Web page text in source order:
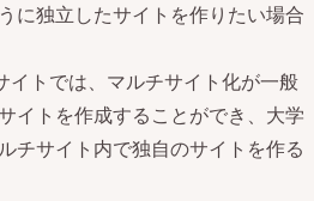
に独立したサイトを作りたい場合
イトでは、マルチサイト化が一般
イトを作成することができ、大学
チサイト内で独自のサイトを作る